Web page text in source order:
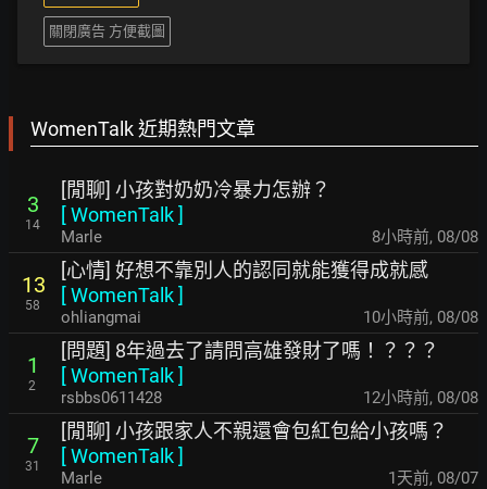
關閉廣告 方便截圖
WomenTalk 近期熱門文章
3
14
[閒聊] 小孩對奶奶冷暴力怎辦？
[WomenTalk]
Marle 8小時前, 08/08
13
58
[心情] 好想不靠別人的認同就能獲得成就感
[WomenTalk]
ohliangmai 10小時前, 08/08
1
2
[問題] 8年過去了請問高雄發財了嗎！？？？
[WomenTalk]
rsbbs0611428 12小時前, 08/08
7
31
[閒聊] 小孩跟家人不親還會包紅包給小孩嗎？
[WomenTalk]
Marle 1天前, 08/07